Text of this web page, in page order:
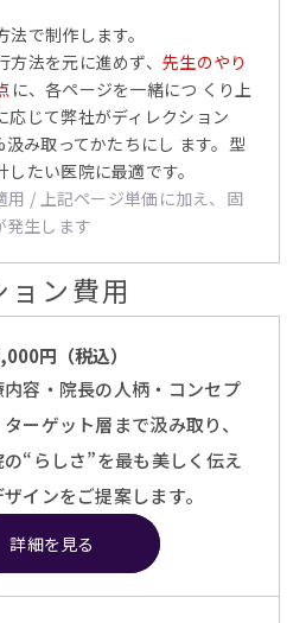
で制作します。
方法を元に進めず、先生のやり
に、各ページを一緒につ くり上
応じて弊社がディレクション
み取ってかたちにし ます。型
たい医院に最適です。
/ 上記ページ単価に加え、固
生します
ン費用
円（税込）
容・院長の人柄・コンセプ
ターゲット層まで汲み取り、
の“らしさ”を最も美しく伝え
インをご提案します。
詳細を見る